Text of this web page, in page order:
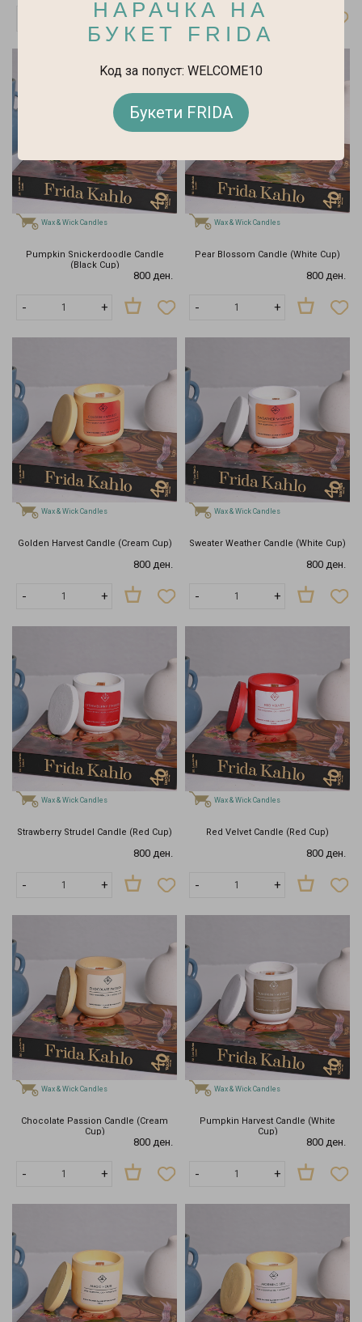
+ -
Wax & Wick Candles
Pumpkin Snickerdoodle Candle
(Black Cup)
800 ден.
- +
Wax & Wick Candles
Pear Blossom Candle (White Cup)
800 ден.
- +
Wax & Wick Candles
Golden Harvest Candle (Cream Cup)
800 ден.
- +
Wax & Wick Candles
Sweater Weather Candle (White Cup)
800 ден.
- +
Wax & Wick Candles
Strawberry Strudel Candle (Red Cup)
800 ден.
- +
Wax & Wick Candles
Red Velvet Candle (Red Cup)
800 ден.
- +
Wax & Wick Candles
Chocolate Passion Candle (Cream
Cup)
800 ден.
- +
Wax & Wick Candles
Pumpkin Harvest Candle (White
Cup)
800 ден.
- +
НАРАЧКА НА
БУКЕТ FRIDA
Kод за попуст: WELCOME10
Букети FRIDA